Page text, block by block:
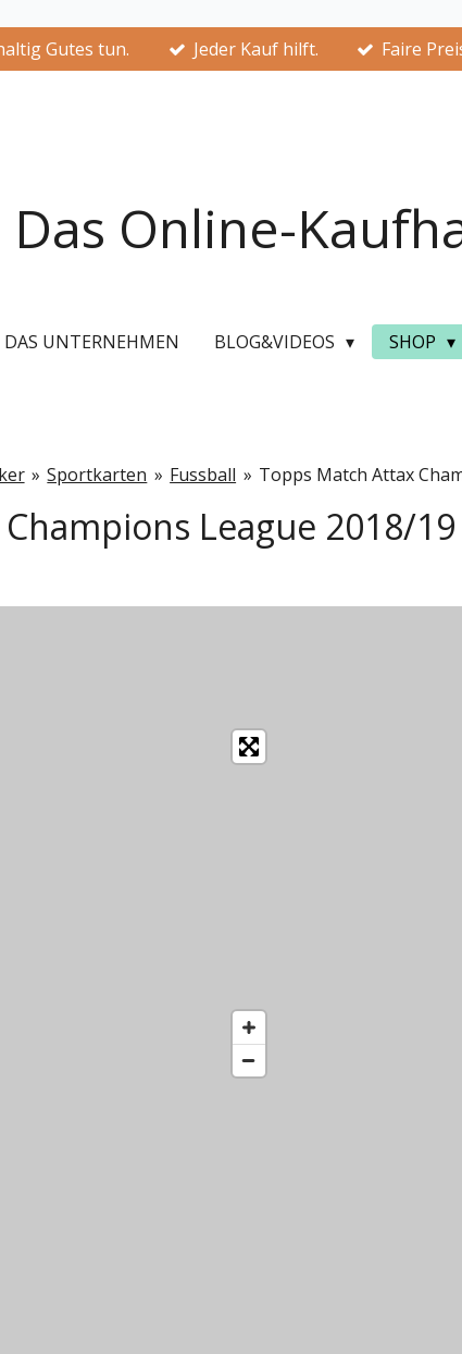
Gutes tun. Jeder Kauf hilft. Faire
Das Online-
DAS UNTERNEHMEN BLOG&VIDEOS SHOP
» Sportkarten » Fussball » Topps Match Attax
League 2018/19